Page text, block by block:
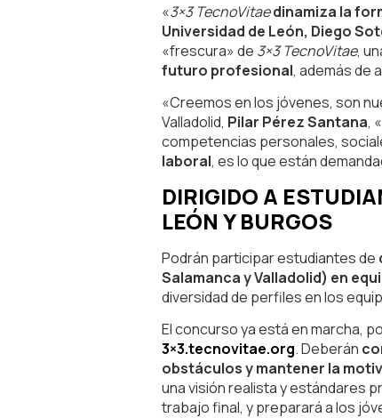
«3×3 TecnoVitaedinamiza la
Universidad de León, Diego
«frescura» de 3×3 TecnoVitae,
futuro profesional, además de
«Creemos en los jóvenes, son
Valladolid, Pilar Pérez Santana,
competencias personales,
laboral, es lo que están
DIRIGIDO A
LEÓN Y BURGOS
Podrán participar estudiantes de
Salamanca y Valladolid) en
diversidad de perfiles en los
El concurso ya está en marcha,
3×3.tecnovitae.org. Deberán
obstáculos y mantener la
una visión realista y estándares
trabajo final, y preparará a los